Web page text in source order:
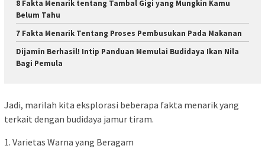
8 Fakta Menarik tentang Tambal Gigi yang Mungkin Kamu
Belum Tahu
7 Fakta Menarik Tentang Proses Pembusukan Pada Makanan
Dijamin Berhasil! Intip Panduan Memulai Budidaya Ikan Nila
Bagi Pemula
Jadi, marilah kita eksplorasi beberapa fakta menarik yang
terkait dengan budidaya jamur tiram.
1. Varietas Warna yang Beragam